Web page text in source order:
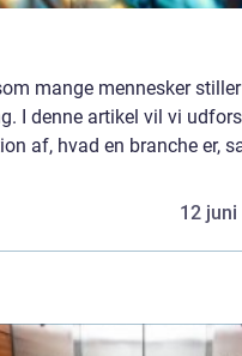
mange mennesker
I denne artikel vil vi
af, hvad en branche er,
12 juni